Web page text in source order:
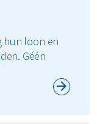
hun loon en
Géén